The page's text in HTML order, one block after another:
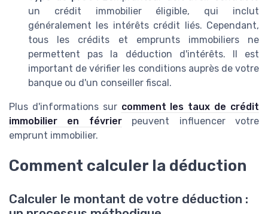
un crédit immobilier éligible, qui inclut
généralement les intérêts crédit liés. Cependant,
tous les crédits et emprunts immobiliers ne
permettent pas la déduction d'intérêts. Il est
important de vérifier les conditions auprès de votre
banque ou d'un conseiller fiscal.
Plus d'informations sur comment les taux de crédit
immobilier en févrierpeuvent influencer votre
emprunt immobilier.
Comment calculer la déduction
Calculer le montant de votre déduction :